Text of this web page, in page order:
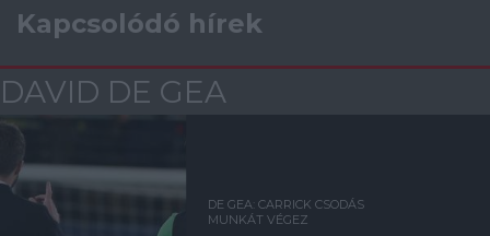
Kapcsolódó hírek
DAVID DE GEA
DE GEA: CARRICK CSODÁS
MUNKÁT VÉGEZ